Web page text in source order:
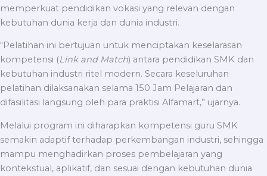
memperkuat pendidikan vokasi yang relevan dengan
kebutuhan dunia kerja dan dunia industri.
“Pelatihan ini bertujuan untuk menciptakan keselarasan
kompetensi (Link and Match) antara pendidikan SMK dan
kebutuhan industri ritel modern. Secara keseluruhan
pelatihan dilaksanakan selama 150 Jam Pelajaran dan
difasilitasi langsung oleh para praktisi Alfamart,” ujarnya.
Melalui program ini diharapkan kompetensi guru SMK
semakin adaptif terhadap perkembangan industri, sehingga
mampu menghadirkan proses pembelajaran yang
kontekstual, aplikatif, dan sesuai dengan kebutuhan dunia